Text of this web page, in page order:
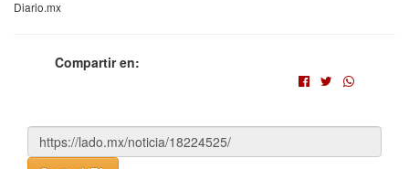
Diario.mx
Compartir en: